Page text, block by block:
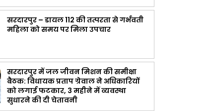
सरदारपुर – डायल 112 की तत्परता से गर्भवती
महिला को समय पर मिला उपचार
सरदारपुर में जल जीवन मिशन की समीक्षा
बैठक: विधायक प्रताप ग्रेवाल ने अधिकारियों
को लगाई फटकार, 3 महीने में व्यवस्था
सुधारने की दी चेतावनी